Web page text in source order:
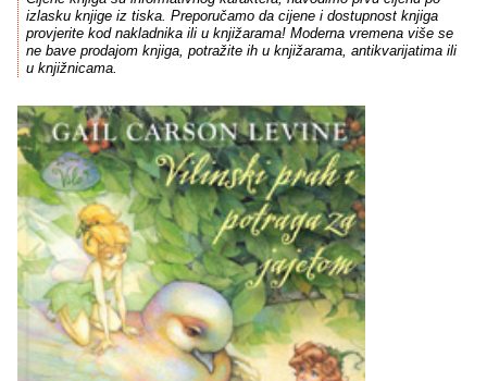
izlasku knjige iz tiska. Preporučamo da cijene i dostupnost knjiga
provjerite kod nakladnika ili u knjižarama! Moderna vremena više se
ne bave prodajom knjiga, potražite ih u knjižarama, antikvarijatima ili
u knjižnicama.